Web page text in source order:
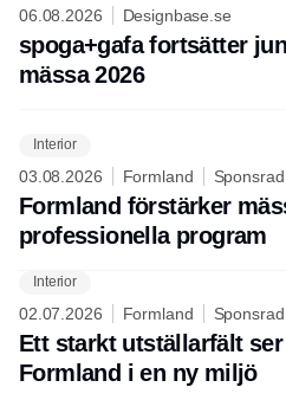
06.08.2026 Designbase.se
spoga+gafa fortsätter
mässa 2026
Interior
03.08.2026 Formland Sponsrad
Formland förstärker
professionella program
Interior
02.07.2026 Formland Sponsrad
Ett starkt utställarfält
Formland i en ny miljö